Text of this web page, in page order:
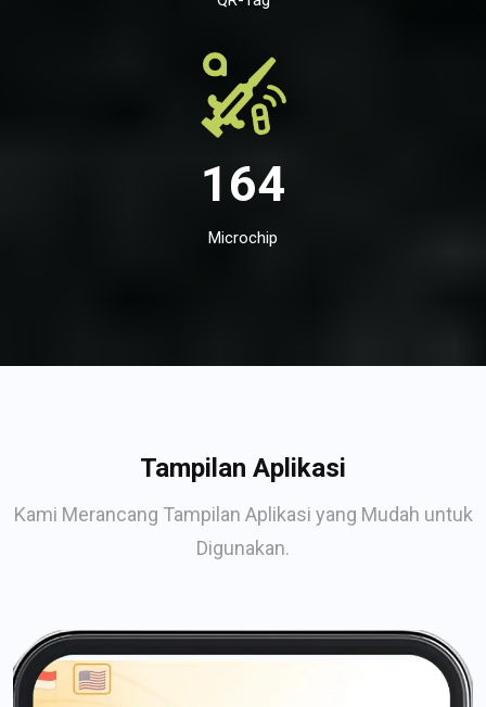
164
Microchip
Tampilan Aplikasi
Kami Merancang Tampilan Aplikasi yang Mudah untuk
Digunakan.